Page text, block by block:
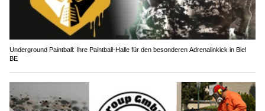
Underground Paintball: Ihre Paintball-Halle für den besonderen Adrenalinkick in Biel
BE